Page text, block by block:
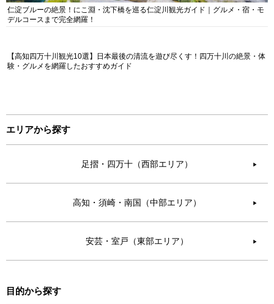
仁淀ブルーの絶景！にこ淵・沈下橋を巡る仁淀川観光ガイド｜グルメ・宿・モ
デルコースまで完全網羅！
【高知四万十川観光10選】日本最後の清流を遊び尽くす！四万十川の絶景・体
験・グルメを網羅したおすすめガイド
エリアから探す
足摺・四万十（西部エリア） ▶︎
高知・須崎・南国（中部エリア） ▶︎
安芸・室戸（東部エリア） ▶︎
目的から探す